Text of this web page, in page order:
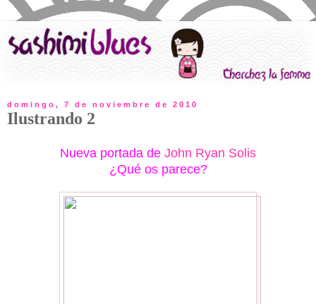
domingo, 7 de noviembre de 2010
Ilustrando 2
Nueva portada de John Ryan Solis
¿Qué os parece?